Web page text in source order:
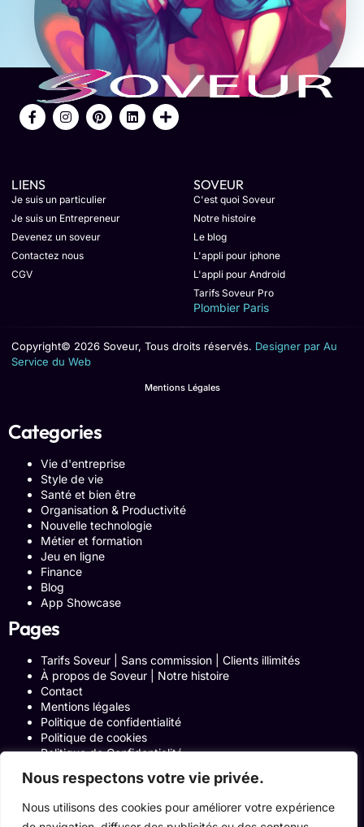
Nous respectons votre vie privée.
Nous utilisons des cookies pour améliorer votre expérience
LIENS
Je suis un particulier
Je suis un Entrepreneur
Devenez un soveur
Contactez nous
CGV
SOVEUR
C'est quoi Soveur
Notre histoire
Le blog
L'appli pour iphone
L'appli pour Android
Tarifs Soveur Pro
Plombier Paris
Copyright© 2026 Soveur, Tous droits réservés. Designer par Au
Service du Web
Mentions Légales
Categories
Vie d'entreprise
Style de vie
Santé et bien être
Organisation & Productivité
Nouvelle technologie
Métier et formation
Jeu en ligne
Finance
Blog
App Showcase
Pages
Tarifs Soveur | Sans commission | Clients illimités
À propos de Soveur | Notre histoire
Contact
Mentions légales
Politique de confidentialité
Politique de cookies
Politique de Confidentialité
Blog
Programme Affiliation